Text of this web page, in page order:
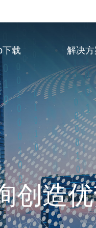
下载 解决方
创造
服务供